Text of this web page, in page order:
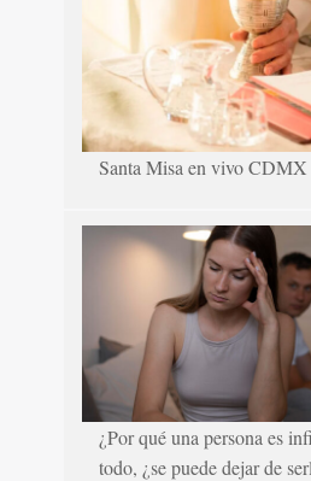
Santa Misa en vivo CDMX
¿Por qué una persona es
todo, ¿se puede dejar de